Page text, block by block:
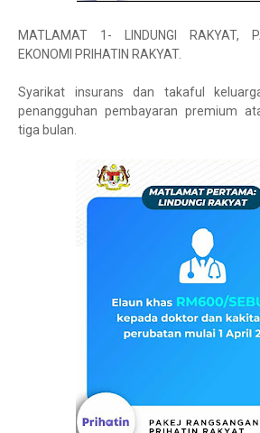
MATLAMAT 1- LINDUNGI RAKYAT,
EKONOMI PRIHATIN RAKYAT.
Syarikat insurans dan takaful
penangguhan pembayaran premium
tiga bulan.